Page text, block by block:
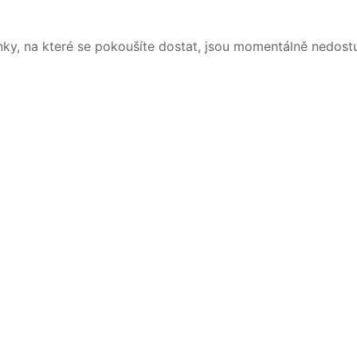
na které se pokoušíte dostat, jsou momentálně